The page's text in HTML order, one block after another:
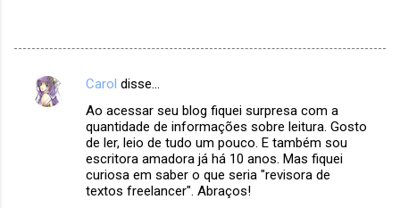
C
Carol disse…
Ao acessar seu blog fiquei surpresa com a
quantidade de informações sobre leitura. Gosto
de ler, leio de tudo um pouco. E também sou
escritora amadora já há 10 anos. Mas fiquei
curiosa em saber o que seria "revisora de
textos freelancer". Abraços!